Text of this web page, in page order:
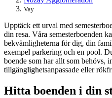
Vay
Upptäck ett urval med
din resa. Våra semesterboenden
bekvämligheterna för dig, din
exempel parkering och en pool.
boende som har allt som behövs,
tillgänglighetsanpassade eller
Hitta boenden i din